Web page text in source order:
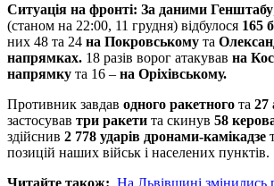
Ситуація на фронті: За даними Генштабу
(станом на 22:00, 11 грудня) відбулося 165
них 48 та 24 на Покровському та
напрямках. 18 разів ворог атакував на
напрямку та 16 – на Оріхівському.
Противник завдав одного ракетного та 27
застосував три ракети та скинув 58
здійснив 2 778 ударів дронами-камікадзе
позицій наших військ і населених пунктів.
Читайте також:. На Львівщині змінились